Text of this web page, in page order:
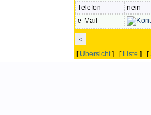
Telefon
nein
e-Mail
<
[ Übersicht] [ Liste ] [